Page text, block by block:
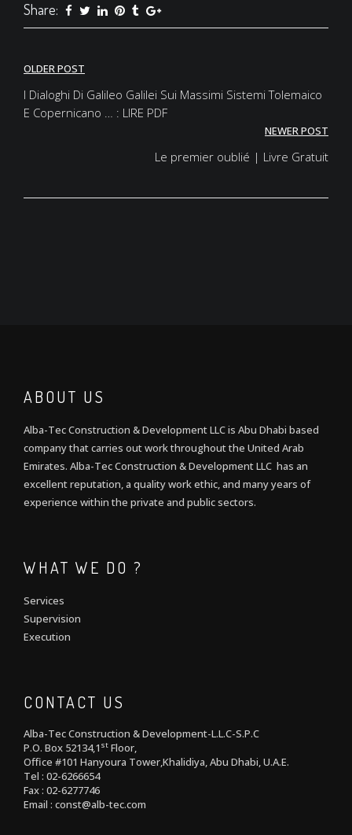
Share:
Post
navigation
OLDER POST
I Dialoghi Di Galileo Galilei Sui Massimi Sistemi Tolemaico
E Copernicano … : LIRE PDF
NEWER POST
Le premier oublié | Livre Gratuit
ABOUT US
Alba-Tec Construction & Development LLC is Abu Dhabi based
company that carries out work throughout the United Arab
Emirates. Alba-Tec Construction & Development LLC has an
excellent reputation, a quality work ethic, and many years of
experience within the private and public sectors.
WHAT WE DO ?
Services
Supervision
Execution
CONTACT US
Alba-Tec Construction & Development-L.L.C-S.P.C
P.O. Box 52134,1 st Floor,
Office #101 Hanyoura Tower,Khalidiya, Abu Dhabi, U.A.E.
Tel : 02-6266654
Fax : 02-6277746
Email : const@alb-tec.com